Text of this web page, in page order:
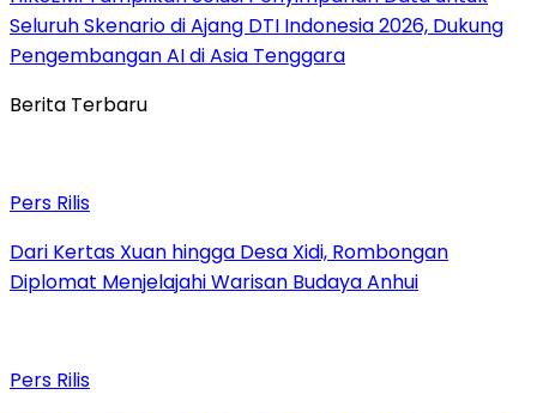
Seluruh Skenario di Ajang DTI Indonesia 2026, Dukung
Pengembangan AI di Asia Tenggara
Berita Terbaru
Pers Rilis
Dari Kertas Xuan hingga Desa Xidi, Rombongan
Diplomat Menjelajahi Warisan Budaya Anhui
Pers Rilis